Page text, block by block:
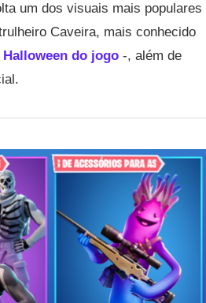
um dos visuais mais populares
Caveira, mais conhecido
do jogo -, além de